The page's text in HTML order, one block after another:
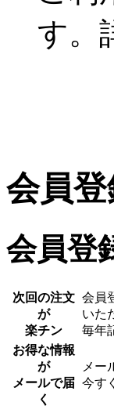
す。
会員
会員登
次回の注文
が
楽チン
会員
いた
毎年
お得な情報
が
メールで届
く
メー
今す